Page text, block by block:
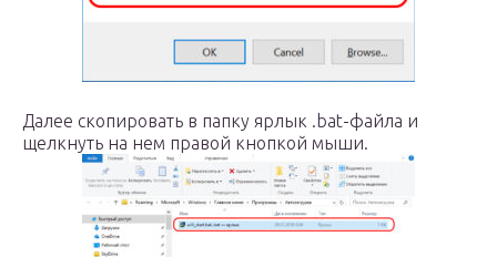
Далее скопировать в папку ярлык .bat-файла и
щелкнуть на нем правой кнопкой мыши.